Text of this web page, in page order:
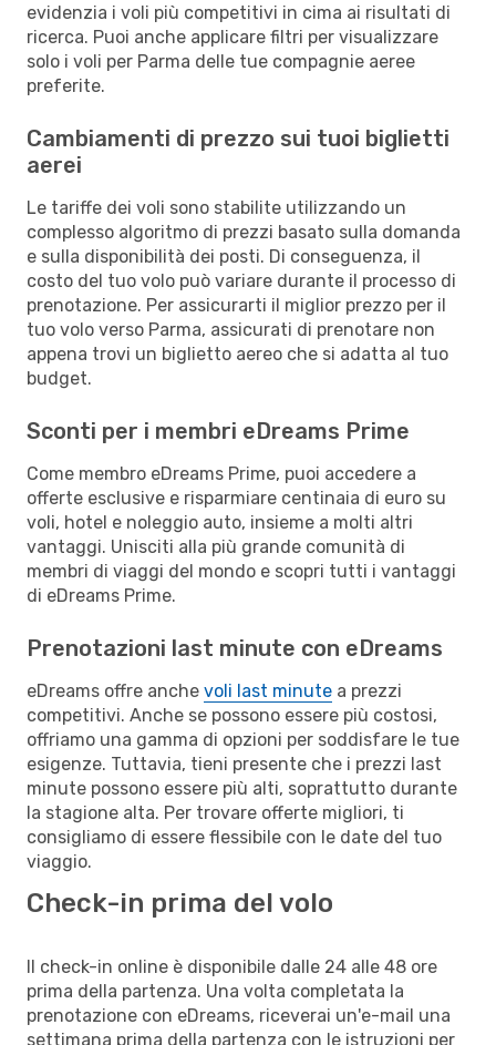
evidenzia i voli più competitivi in cima ai risultati di
ricerca. Puoi anche applicare filtri per visualizzare
solo i voli per Parma delle tue compagnie aeree
preferite.
Cambiamenti di prezzo sui tuoi biglietti
aerei
Le tariffe dei voli sono stabilite utilizzando un
complesso algoritmo di prezzi basato sulla domanda
e sulla disponibilità dei posti. Di conseguenza, il
costo del tuo volo può variare durante il processo di
prenotazione. Per assicurarti il miglior prezzo per il
tuo volo verso Parma, assicurati di prenotare non
appena trovi un biglietto aereo che si adatta al tuo
budget.
Sconti per i membri eDreams Prime
Come membro eDreams Prime, puoi accedere a
offerte esclusive e risparmiare centinaia di euro su
voli, hotel e noleggio auto, insieme a molti altri
vantaggi. Unisciti alla più grande comunità di
membri di viaggi del mondo e scopri tutti i vantaggi
di eDreams Prime.
Prenotazioni last minute con eDreams
eDreams offre anche voli last minute a prezzi
competitivi. Anche se possono essere più costosi,
offriamo una gamma di opzioni per soddisfare le tue
esigenze. Tuttavia, tieni presente che i prezzi last
minute possono essere più alti, soprattutto durante
la stagione alta. Per trovare offerte migliori, ti
consigliamo di essere flessibile con le date del tuo
viaggio.
Check-in prima del volo
Il check-in online è disponibile dalle 24 alle 48 ore
prima della partenza. Una volta completata la
prenotazione con eDreams, riceverai un'e-mail una
settimana prima della partenza con le istruzioni per